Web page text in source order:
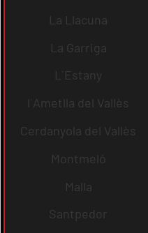
La Llacuna
La Garriga
L´Estany
l´Ametlla del Vallès
Cerdanyola del Vallès
Montmeló
Malla
Santpedor